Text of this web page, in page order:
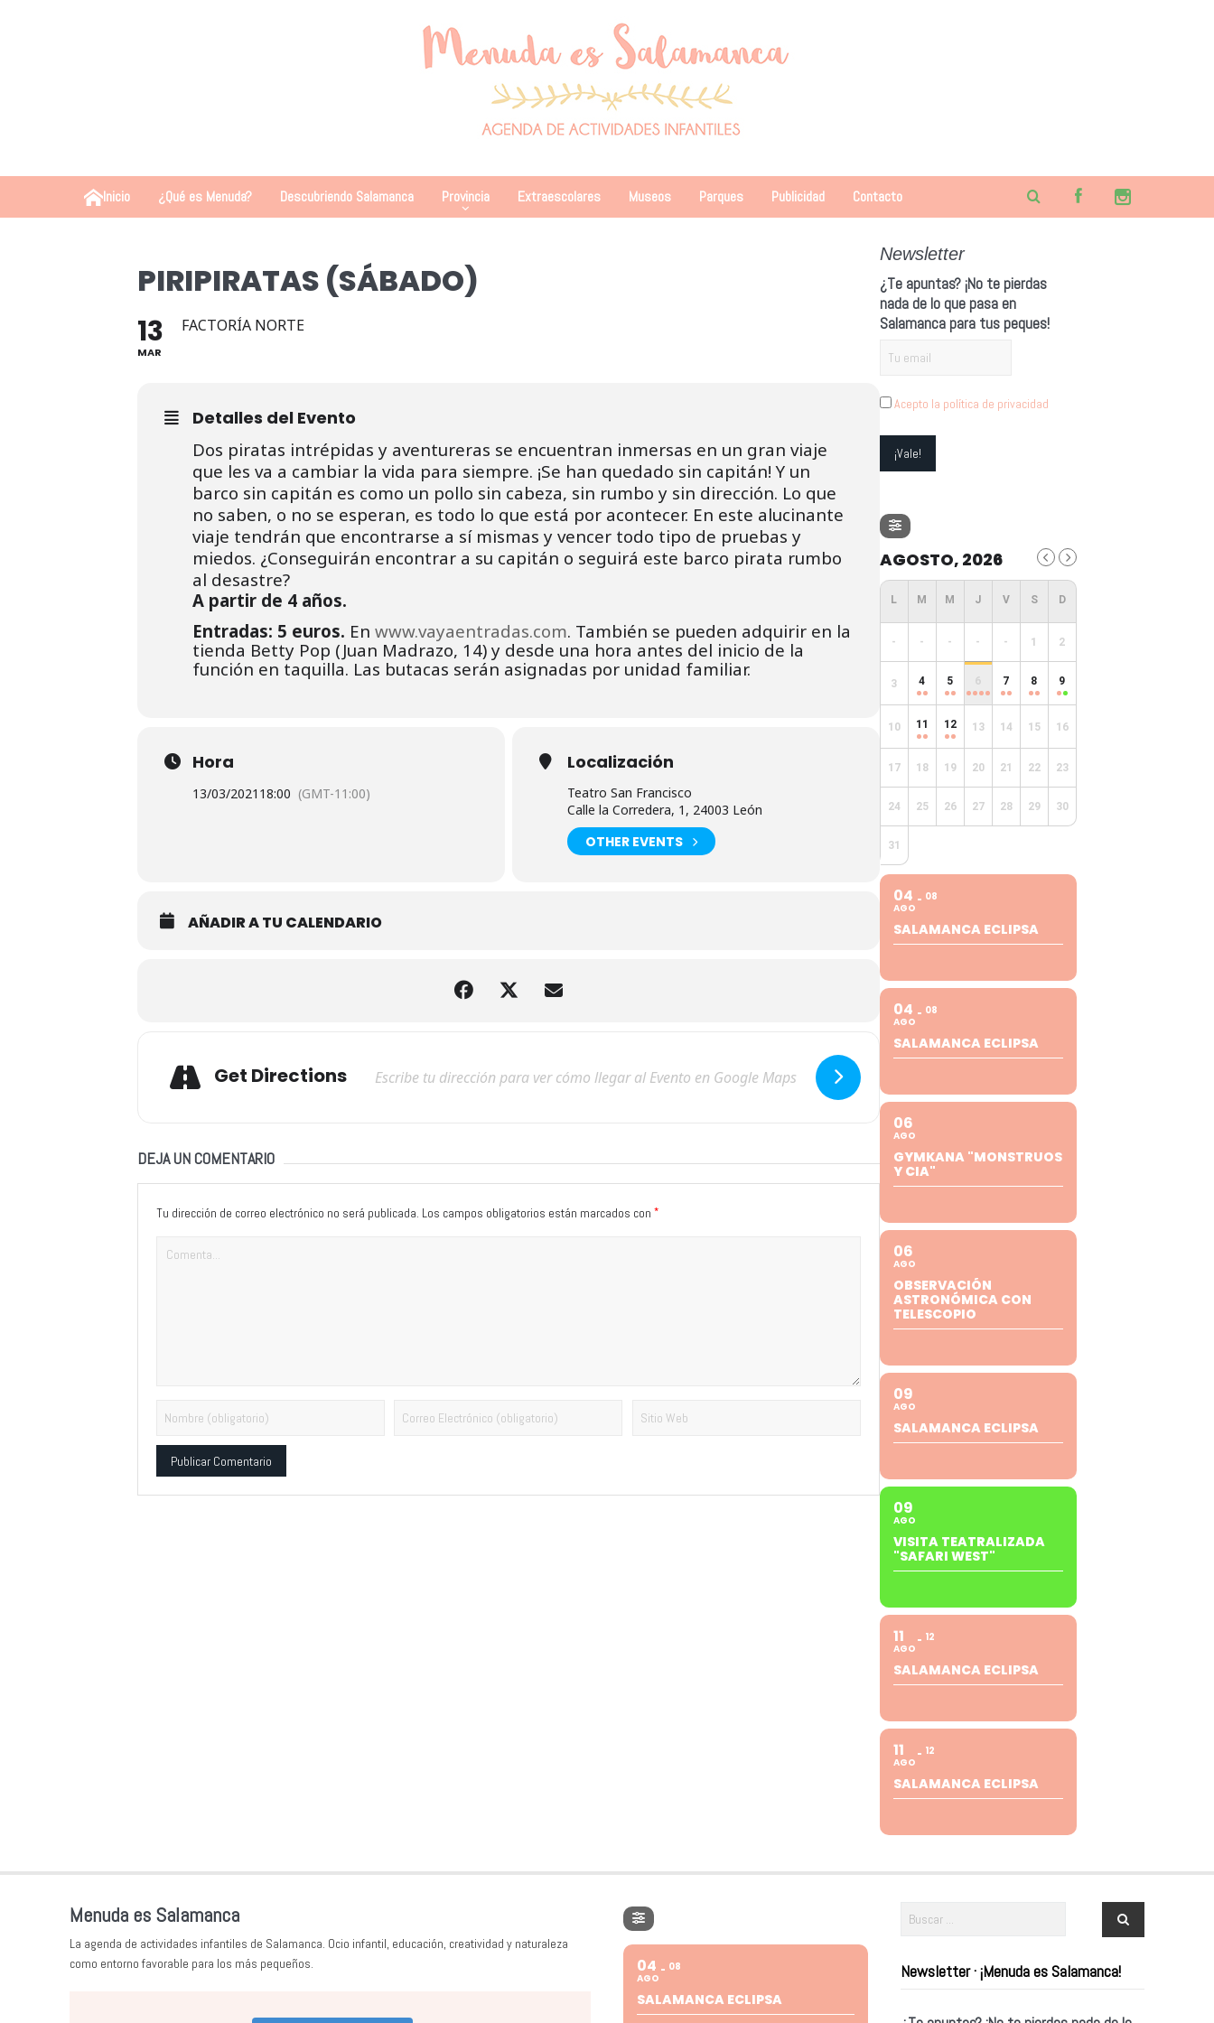
Inicio ¿Qué es Menuda? Descubriendo Salamanca Provincia Extraescolares Museos Parques Publicidad Contacto
PIRIPIRATAS (SÁBADO)
13
MAR
FACTORÍA NORTE
Detalles del Evento
Dos piratas intrépidas y aventureras se encuentran inmersas en un gran viaje
que les va a cambiar la vida para siempre. ¡Se han quedado sin capitán! Y un
barco sin capitán es como un pollo sin cabeza, sin rumbo y sin dirección. Lo que
no saben, o no se esperan, es todo lo que está por acontecer. En este alucinante
viaje tendrán que encontrarse a sí mismas y vencer todo tipo de pruebas y
miedos. ¿Conseguirán encontrar a su capitán o seguirá este barco pirata rumbo
al desastre?
A partir de 4 años.
Entradas: 5 euros. En www.vayaentradas.com. También se pueden adquirir en la
tienda Betty Pop (Juan Madrazo, 14) y desde una hora antes del inicio de la
función en taquilla. Las butacas serán asignadas por unidad familiar.
Hora
13/03/2021 18:00 (GMT-11:00)
Localización
Teatro San Francisco
Calle la Corredera, 1, 24003 León
OTHER EVENTS
AÑADIR A TU CALENDARIO
Get Directions
DEJA UN COMENTARIO
Tu dirección de correo electrónico no será publicada. Los campos obligatorios están marcados con *
Newsletter
¿Te apuntas? ¡No te pierdas
nada de lo que pasa en
Salamanca para tus peques!
Acepto la política de privacidad
AGOSTO, 2026
- - - - - 1 2
3 4 5 6 7 8 9
10 11 12 13 14 15 16
17 18 19 20 21 22 23
24 25 26 27 28 29 30
31
04
AGO
08
SALAMANCA ECLIPSA
04
AGO
08
SALAMANCA ECLIPSA
06
AGO
GYMKANA "MONSTRUOS
Y CIA"
06
AGO
OBSERVACIÓN
ASTRONÓMICA CON
TELESCOPIO
09
AGO
SALAMANCA ECLIPSA
09
AGO
VISITA TEATRALIZADA
"SAFARI WEST"
11
AGO
12
SALAMANCA ECLIPSA
11
AGO
12
SALAMANCA ECLIPSA
Menuda es Salamanca
La agenda de actividades infantiles de Salamanca. Ocio infantil, educación, creatividad y naturaleza
como entorno favorable para los más pequeños.
04
AGO
08
SALAMANCA ECLIPSA
Newsletter · ¡Menuda es Salamanca!